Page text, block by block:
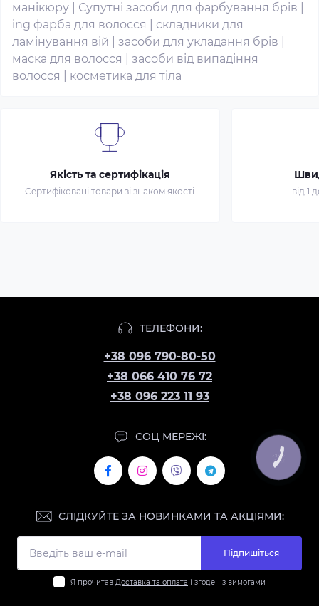
манікюру
Супутні засоби для фарбування брів
ing фарба для волосся
складники для
ламінування вій
засоби для укладання брів
маска для волосся
засоби від випадіння
волосся
косметика для тіла
Якість та сертифікація
Сертифіковані товари зі знаком якості від 1
ТЕЛЕФОНИ:
+38 096 790-80-50
+38 066 410 76 72
+38 096 223 11 93
СОЦ МЕРЕЖІ:
СЛІДКУЙТЕ ЗА НОВИНКАМИ ТА АКЦІЯМИ:
Підпишіться
Я прочитав Доставка та оплата і згоден з вимогами
КНОПКА
ЗВ'ЯЗКУ